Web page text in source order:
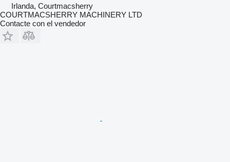
Irlanda, Courtmacsherry
COURTMACSHERRY MACHINERY LTD
Contacte con el vendedor